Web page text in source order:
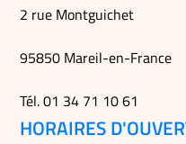
2 rue Montguichet
95850 Mareil-en-France
Tél. 01 34 71 10 61
HORAIRES